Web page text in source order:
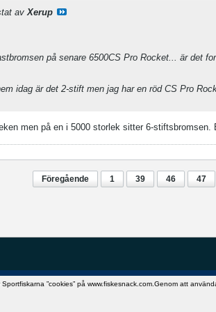
”cookies” på www.fiskesnack.com.Genom att
avXerup
på senare 6500CS Pro Rocket... är det
idag är det 2-stift men jag har en röd CS Pro
men på en i 5000 storlek sitter 6-stiftsbromsen.
Föregående 1 39 46 47